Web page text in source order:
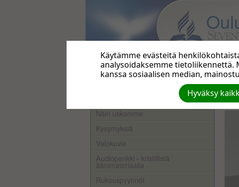
Etusivu
Näin uskomme
Kysymyksiä
Valokuvia
Audiopankki - kristillistä
äänimateriaalia
Rukouspyynnöt
Käytämme evästeitä
analysoidaksemme tietoliikennettä.
kanssa sosiaalisen median,
Hyväksy